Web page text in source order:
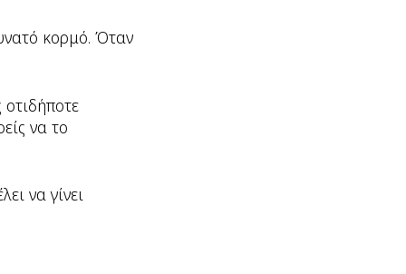
κορμό. Όταν
να το
να γίνει